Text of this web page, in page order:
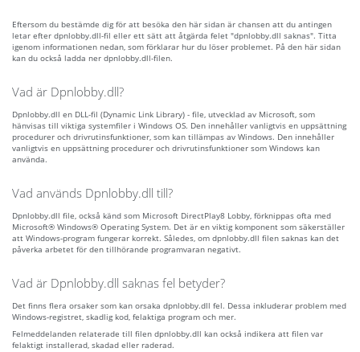
Eftersom du bestämde dig för att besöka den här sidan är chansen att du antingen
letar efter dpnlobby.dll-fil eller ett sätt att åtgärda felet "dpnlobby.dll saknas". Titta
igenom informationen nedan, som förklarar hur du löser problemet. På den här sidan
kan du också ladda ner dpnlobby.dll-filen.
Vad är Dpnlobby.dll?
Dpnlobby.dll en DLL-fil (Dynamic Link Library) - file, utvecklad av Microsoft, som
hänvisas till viktiga systemfiler i Windows OS. Den innehåller vanligtvis en uppsättning
procedurer och drivrutinsfunktioner, som kan tillämpas av Windows. Den innehåller
vanligtvis en uppsättning procedurer och drivrutinsfunktioner som Windows kan
använda.
Vad används Dpnlobby.dll till?
Dpnlobby.dll file, också känd som Microsoft DirectPlay8 Lobby, förknippas ofta med
Microsoft® Windows® Operating System. Det är en viktig komponent som säkerställer
att Windows-program fungerar korrekt. Således, om dpnlobby.dll filen saknas kan det
påverka arbetet för den tillhörande programvaran negativt.
Vad är Dpnlobby.dll saknas fel betyder?
Det finns flera orsaker som kan orsaka dpnlobby.dll fel. Dessa inkluderar problem med
Windows-registret, skadlig kod, felaktiga program och mer.
Felmeddelanden relaterade till filen dpnlobby.dll kan också indikera att filen var
felaktigt installerad, skadad eller raderad.